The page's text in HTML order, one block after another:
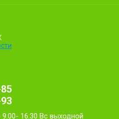
16:30 Вс выходной